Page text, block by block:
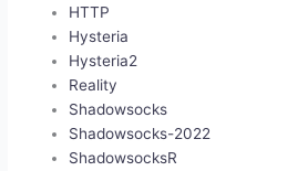
HTTP
Hysteria
Hysteria2
Reality
Shadowsocks
Shadowsocks-2022
ShadowsocksR